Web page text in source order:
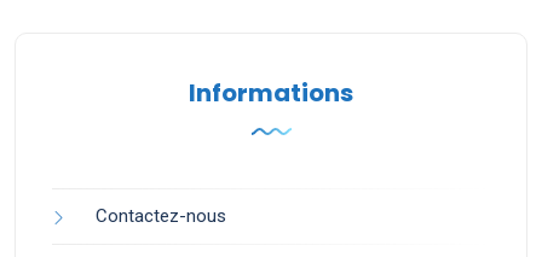
Informations
Contactez-nous